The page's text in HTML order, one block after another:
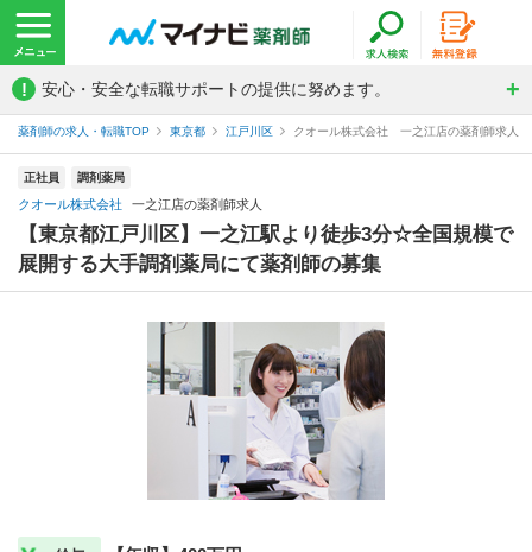
! 安心・安全な転職サポートの提供に努めます。
薬剤師の求人・転職TOP 東京都 江戸川区 クオール株式会社 一之江店の薬剤師求人
正社員 調剤薬局
クオール株式会社 一之江店の薬剤師求人
【東京都江戸川区】一之江駅より徒歩3分☆全国規模で
展開する大手調剤薬局にて薬剤師の募集